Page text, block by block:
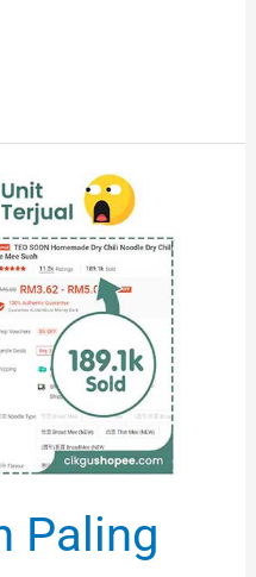
Paling